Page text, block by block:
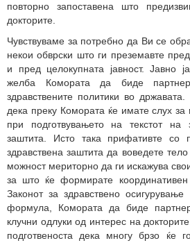
повторно запоставена што
докторите.
Чувствуваме за потребно да Ви се
некои обврски што ги преземавте
и пред целокупната јавност. Јавно
желба Комората да биде
здравствените политики во
дека преку Комората ќе имате слух
при подготвувањето на текстот на
заштита. Исто така прифативте со
здравствена заштита да воведете
можност мериторно да ги искажува
за што ќе формирате
Законот за здравствено
формула, Комората да биде
клучни одлуки од интерес на
подготвеноста дека многу брзо ќе